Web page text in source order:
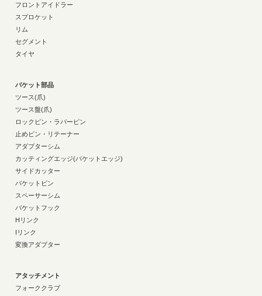
フロントアイドラー
スプロケット
リム
セグメント
タイヤ
バケット部品
ツース(爪)
ツース盤(爪)
ロックピン・ラバーピン
止めピン・リテーナー
アダプターシム
カッティングエッジ(バケットエッジ)
サイドカッター
バケットピン
スペーサーシム
バケットフック
Hリンク
Iリンク
変換アダプター
アタッチメント
フォーククラブ